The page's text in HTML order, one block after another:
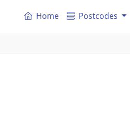
Home Postcodes